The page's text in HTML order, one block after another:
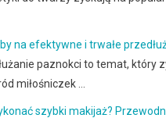
na efektywne i trwałe
paznokci to temat, który
miłośniczek …
szybki makijaż?